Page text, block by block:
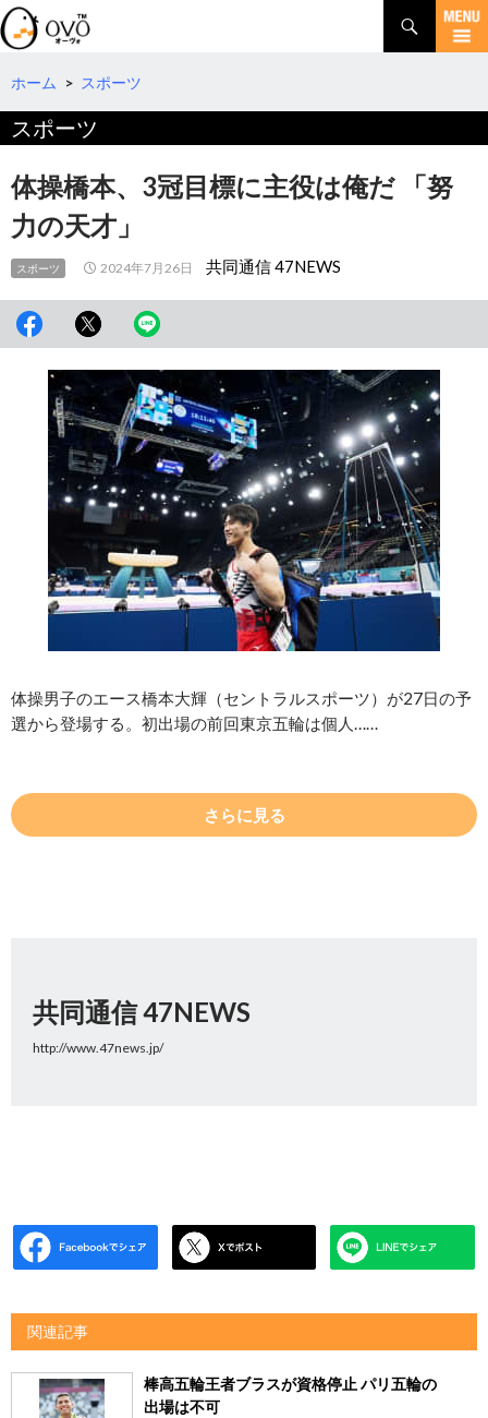
検
索
コ
テ
へ
ホーム > スポーツ
スポーツ
体操橋本、3冠目標に主役は俺だ 「努
力の天才」
スポーツ 2024年7月26日 共同通信 47NEWS
体操男子のエース橋本大輝（セントラルスポーツ）が27日の予
選から登場する。初出場の前回東京五輪は個人……
さらに見る
共同通信 47NEWS
http://www.47news.jp/
関連記事
棒高五輪王者ブラスが資格停止 パリ五輪の
出場は不可